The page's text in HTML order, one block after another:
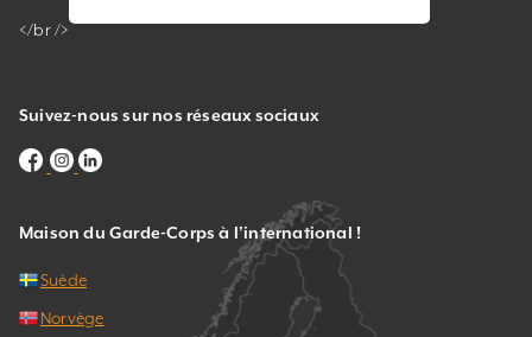
</br />
Suivez-nous sur nos réseaux sociaux
Maison du Garde-Corps à l’international !
Suède
Norvège